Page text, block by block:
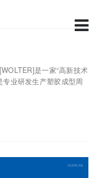
是一家“高新技术
业研发生产塑胶成型周